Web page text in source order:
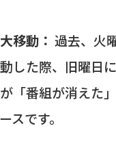
移動： 過去、火
した際、旧曜日
「番組が消えた
スです。